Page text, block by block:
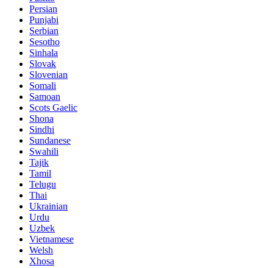
Persian
Punjabi
Serbian
Sesotho
Sinhala
Slovak
Slovenian
Somali
Samoan
Scots Gaelic
Shona
Sindhi
Sundanese
Swahili
Tajik
Tamil
Telugu
Thai
Ukrainian
Urdu
Uzbek
Vietnamese
Welsh
Xhosa